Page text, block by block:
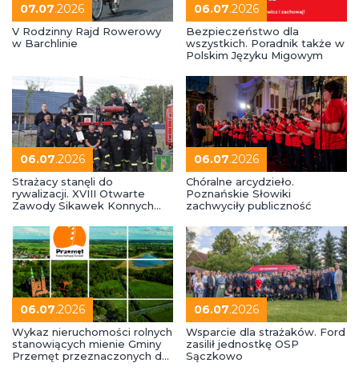
07.07.2026
V Rodzinny Rajd Rowerowy
w Barchlinie
06.07.2026
Bezpieczeństwo dla
wszystkich. Poradnik także w
Polskim Języku Migowym
06.07.2026
Strażacy stanęli do
rywalizacji. XVIII Otwarte
Zawody Sikawek Konnych
Boy i Old Girl
06.07.2026
Chóralne arcydzieło.
Poznańskie Słowiki
zachwyciły publiczność
06.07.2026
Wykaz nieruchomości rolnych
stanowiących mienie Gminy
Przemęt przeznaczonych do
06.07.2026
Wsparcie dla strażaków. Ford
zasilił jednostkę OSP
Sączkowo